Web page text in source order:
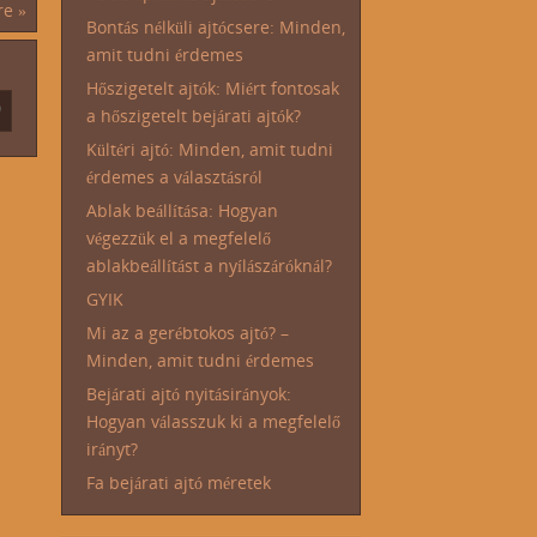
»
Bontás nélküli ajtócsere: Minden,
amit tudni érdemes
Hőszigetelt ajtók: Miért fontosak
a hőszigetelt bejárati ajtók?
Kültéri ajtó: Minden, amit tudni
érdemes a választásról
Ablak beállítása: Hogyan
végezzük el a megfelelő
ablakbeállítást a nyílászáróknál?
GYIK
Mi az a gerébtokos ajtó? –
Minden, amit tudni érdemes
Bejárati ajtó nyitásirányok:
Hogyan válasszuk ki a megfelelő
irányt?
Fa bejárati ajtó méretek